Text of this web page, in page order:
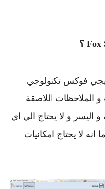
فوكس تكنولوجي
الملاحظات اللاصقة
و اليسر و لا يحتاج الي اي
لا يحتاج امكانيات